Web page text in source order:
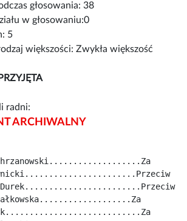
głosowania: 38
w głosowaniu:0
5
większości: Zwykła większość
radni:
ARCHIWALNY
Chrzanowski...................Za
Durek........................Przeciw